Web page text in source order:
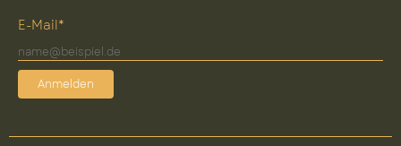
E-Mail*
Anmelden